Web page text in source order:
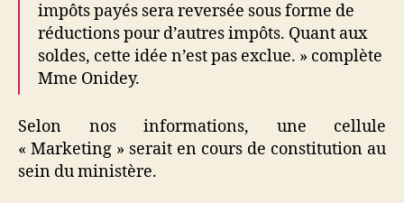
impôts payés sera reversée sous forme de
réductions pour d’autres impôts. Quant aux
soldes, cette idée n’est pas exclue. » complète
Mme Onidey.
Selon nos informations, une cellule
« Marketing » serait en cours de constitution au
sein du ministère.